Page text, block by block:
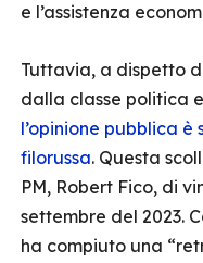
e l’assistenza
Tuttavia, a dispetto
dalla classe politica
l’opinione pubblica
filorussa. Questa
PM, Robert Fico, di
settembre del 2023.
ha compiuto una